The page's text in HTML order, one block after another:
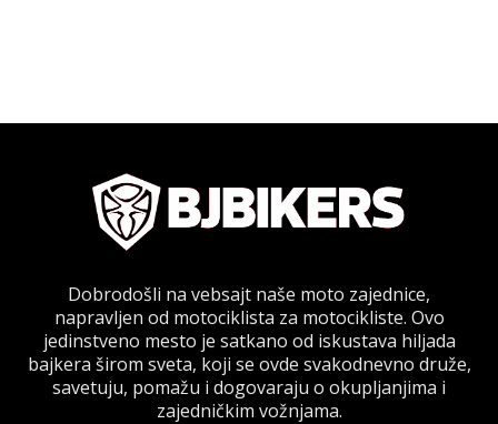
Dobrodošli na vebsajt naše moto zajednice,
napravljen od motociklista za motocikliste. Ovo
jedinstveno mesto je satkano od iskustava hiljada
bajkera širom sveta, koji se ovde svakodnevno druže,
savetuju, pomažu i dogovaraju o okupljanjima i
zajedničkim vožnjama.